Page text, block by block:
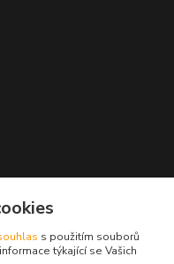
s použitím souborů
týkající se Vašich